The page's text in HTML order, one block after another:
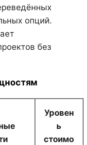
опций.
без
Уровен
ь
стоимо